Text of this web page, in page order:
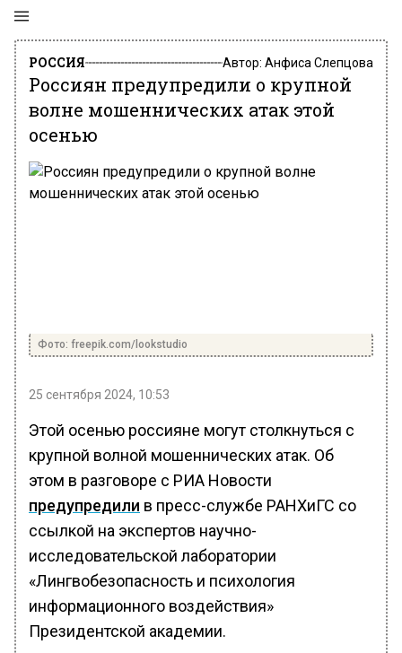
РОССИЯ Автор: Анфиса Слепцова
Россиян предупредили о крупной
волне мошеннических атак этой
осенью
Фото: freepik.com/lookstudio
25 сентября 2024, 10:53
Этой осенью россияне могут столкнуться с
крупной волной мошеннических атак. Об
этом в разговоре с РИА Новости
предупредили в пресс-службе РАНХиГС со
ссылкой на экспертов научно-
исследовательской лаборатории
«Лингвобезопасность и психология
информационного воздействия»
Президентской академии.